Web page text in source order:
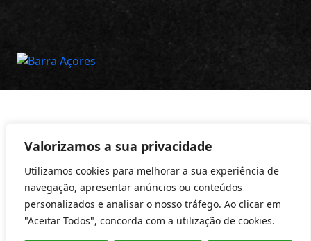
Valorizamos a sua privacidade
Utilizamos cookies para melhorar a sua experiência de
navegação, apresentar anúncios ou conteúdos
personalizados e analisar o nosso tráfego. Ao clicar em
"Aceitar Todos", concorda com a utilização de cookies.